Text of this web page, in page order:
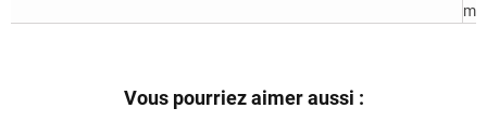
m
Vous pourriez aimer aussi :